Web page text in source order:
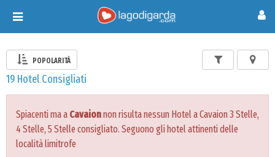
Toggle
navigation
POPOLARITÀ
19 Hotel Consigliati
Spiacenti ma a Cavaionnon risulta nessun Hotel a Cavaion 3 Stelle,
4 Stelle, 5 Stelle consigliato. Seguono gli hotel attinenti delle
località limitrofe